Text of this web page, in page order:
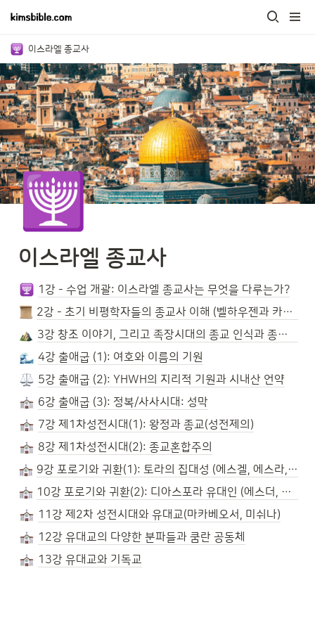
이스라엘 종교사
🕎
이스라엘 종교사
1강 - 수업 개괄: 이스라엘 종교사는 무엇을 다루는가?
2강 - 초기 비평학자들의 종교사 이해 (벨하우젠과 카우프만)
3강 창조 이야기, 그리고 족장시대의 종교 인식과 종교 형태
4강 출애굽 (1): 여호와 이름의 기원
5강 출애굽 (2): YHWH의 지리적 기원과 시내산 언약
6강 출애굽 (3): 정복/사사시대: 성막
7강 제1차성전시대(1): 왕정과 종교(성전제의)
8강 제1차성전시대(2): 종교혼합주의
9강 포로기와 귀환(1): 토라의 집대성 (에스겔, 에스라, 느헤미야)
10강 포로기와 귀환(2): 디아스포라 유대인 (에스더, 다니엘)
11강 제2차 성전시대와 유대교(마카베오서, 미쉬나)
12강 유대교의 다양한 분파들과 쿰란 공동체
13강 유대교와 기독교